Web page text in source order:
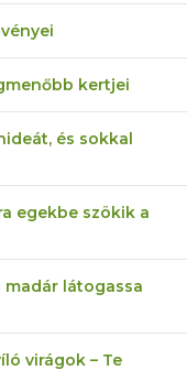
kertjei
és sokkal
egekbe szökik a
látogassa
virágok – Te